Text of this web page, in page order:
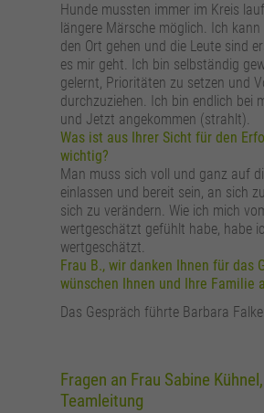
Hunde mussten immer im Kreis
längere Märsche möglich. Ich
den Ort gehen und die Leute sind
es mir geht. Ich bin selbständig
gelernt, Prioritäten zu setzen und
durchzuziehen. Ich bin endlich bei
und Jetzt angekommen (strahlt).
Was ist aus Ihrer Sicht für den
wichtig?
Man muss sich voll und ganz auf
einlassen und bereit sein, an sich
sich zu verändern. Wie ich mich
wertgeschätzt gefühlt habe, habe
wertgeschätzt.
Frau B., wir danken Ihnen für das
wünschen Ihnen und Ihre Familie
Das Gespräch führte Barbara
Fragen an Frau Sabine
Teamleitung